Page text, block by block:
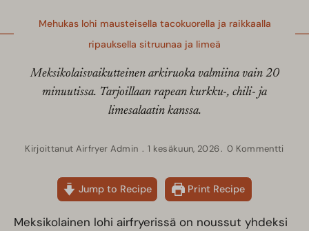
Mehukas lohi mausteisella tacokuorella ja raikkaalla
ripauksella sitruunaa ja limeä
Meksikolaisvaikutteinen arkiruoka valmiina vain 20
minuutissa. Tarjoillaan rapean kurkku-, chili- ja
limesalaatin kanssa.
Kirjoittanut Airfryer Admin 1 kesäkuun, 2026 0 Kommentti
Jump to Recipe Print Recipe
Meksikolainen lohi airfryerissä on noussut yhdeksi